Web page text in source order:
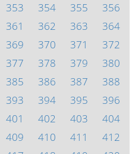
353 354 355
356
361 362 363
364
369 370 371
372
377 378 379
380
385 386 387
388
393 394 395
396
401 402 403
404
409 410 411
412